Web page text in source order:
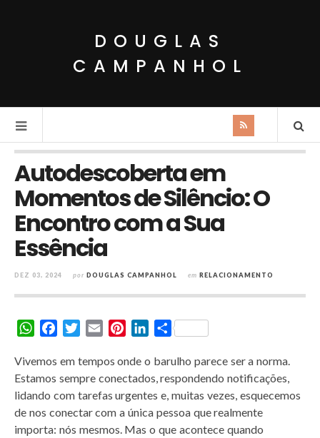
DOUGLAS
CAMPANHOL
Autodescoberta em
Momentos de Silêncio: O
Encontro com a Sua
Essência
DEZ 03, 2024 por DOUGLAS CAMPANHOL em RELACIONAMENTO
W
a
t
s
A
p
c
e
b
o
o
i
t
t
e
r
a
i
l
n
t
e
r
e
n
k
e
d
I
S
a
r
e
Vivemos em tempos onde o barulho parece ser a norma.
Estamos sempre conectados, respondendo notificações,
lidando com tarefas urgentes e, muitas vezes, esquecemos
de nos conectar com a única pessoa que realmente
importa: nós mesmos. Mas o que acontece quando